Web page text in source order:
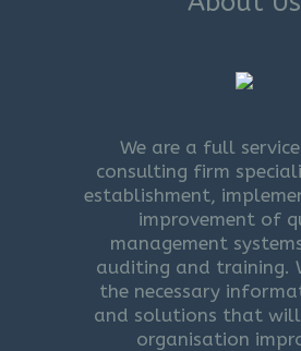
We are a full
consulting firm
establishment,
improvement of
management
auditing and training.
the necessary
and solutions that
organisation